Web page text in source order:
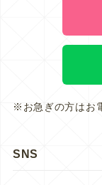
※お急ぎの方はお
SNS